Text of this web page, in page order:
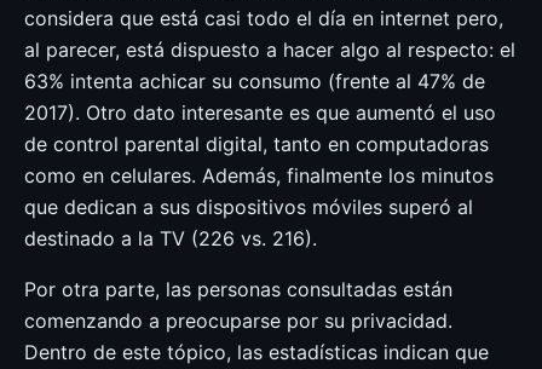
considera que está casi todo el día en internet pero,
al parecer, está dispuesto a hacer algo al respecto: el
63% intenta achicar su consumo (frente al 47% de
2017). Otro dato interesante es que aumentó el uso
de control parental digital, tanto en computadoras
como en celulares. Además, finalmente los minutos
que dedican a sus dispositivos móviles superó al
destinado a la TV (226 vs. 216).
Por otra parte, las personas consultadas están
comenzando a preocuparse por su privacidad.
Dentro de este tópico, las estadísticas indican que